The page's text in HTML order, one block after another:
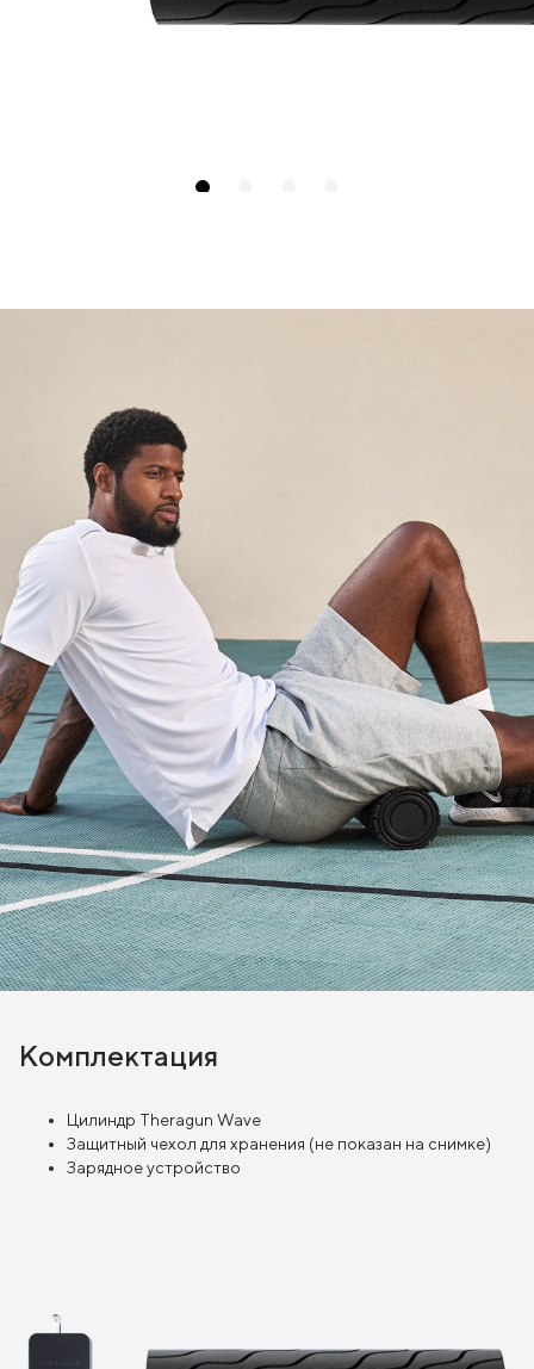
Комплектация
Цилиндр Theragun Wave
Защитный чехол для хранения (не показан на снимке)
Зарядное устройство